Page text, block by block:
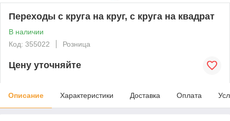
Переходы с круга на круг, с круга на квадрат
В наличии
Код: 355022
Розница
Цену уточняйте
Описание Характеристики Доставка Оплата